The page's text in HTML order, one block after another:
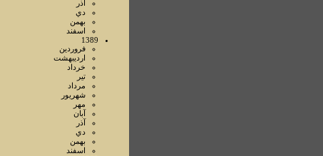
آذر
دي
بهمن
اسفند
1389
فروردين
ارديبهشت
خرداد
تير
مرداد
شهريور
مهر
آبان
آذر
دي
بهمن
اسفند